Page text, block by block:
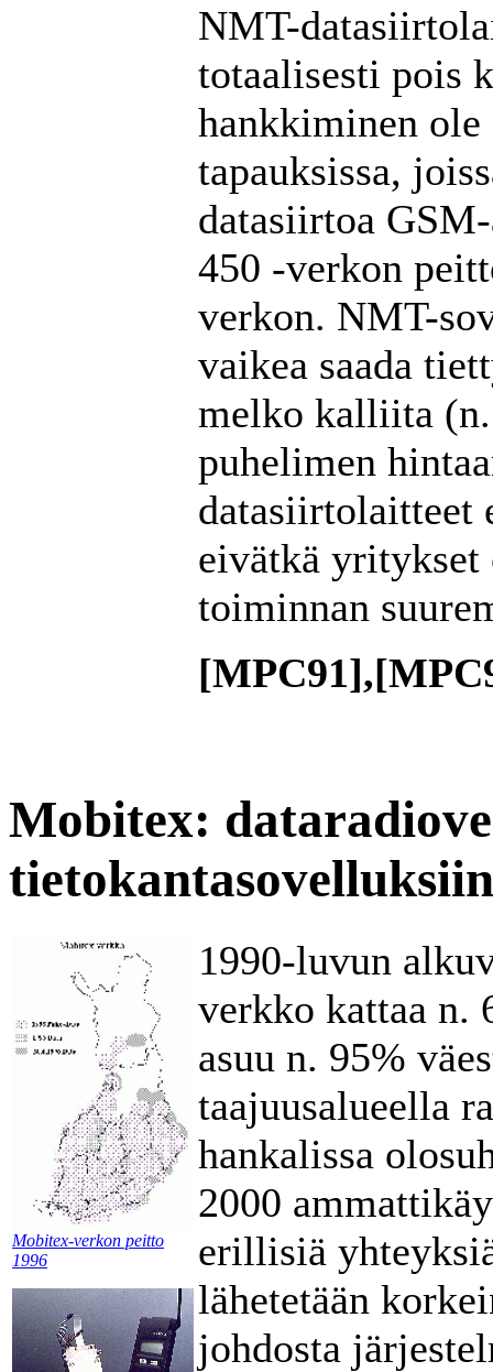
NMT-
totaalisesti pois
hankkiminen ole
tapauksissa,
datasiirtoa
450 -verkon
verkon. NMT-
vaikea saada
melko kalliita
puhelimen
datasiirtolaitteet
eivätkä yritykset
toiminnan
Mobitex:
tietokantasovelluksiin
Mobitex-verkon peitto
1996
1990-luvun
verkko kattaa n.
asuu n. 95%
taajuusalueella
hankalissa
2000
erillisiä
lähetetään
johdosta